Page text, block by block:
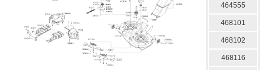
464555
468101
468102
468116